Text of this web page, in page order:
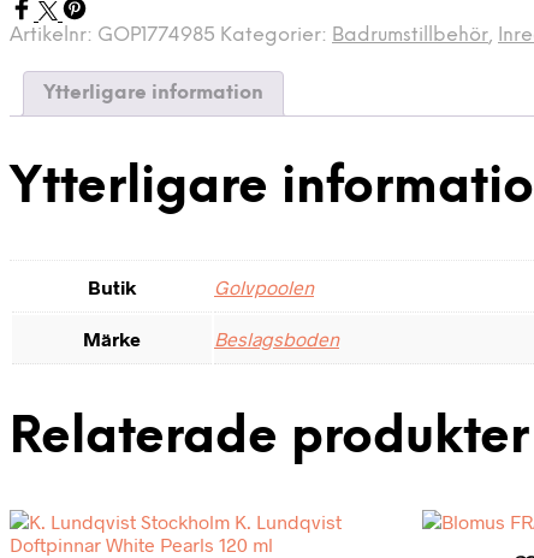
Artikelnr: GOP1774985 Kategorier: Badrumstillbehör,
Ytterligare information
Ytterligare
Butik Golvpoolen
Märke Beslagsboden
Relaterade produkter